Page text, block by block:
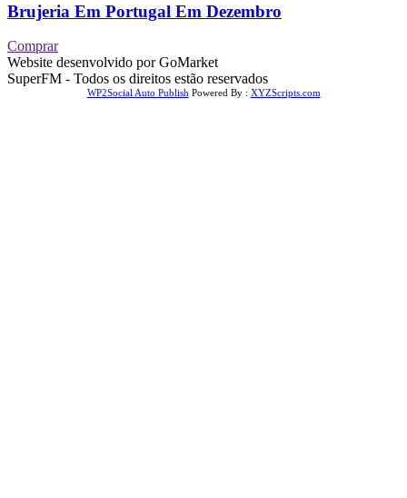
Brujeria Em Portugal Em Dezembro
Comprar
Website desenvolvido por GoMarket
SuperFM - Todos os direitos estão reservados
WP2Social Auto Publish Powered By : XYZScripts.com